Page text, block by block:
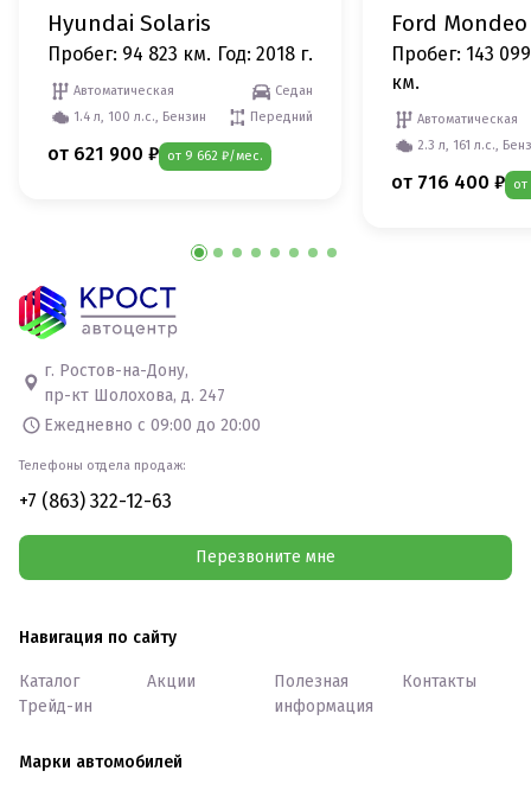
Hyundai Solaris
Пробег: 94 823 км. Год: 2018 г.
Автоматическая
Седан
1.4 л, 100 л.с., Бензин
Передний
от 621 900 ₽ от 9 662 ₽/мес.
Ford Mondeo
Пробег: 143 099
км.
Автоматическая
2.3 л, 161 л.с.,
от 716 400 ₽
г. Ростов-на-Дону,
пр-кт Шолохова, д. 247
Ежедневно с 09:00 до 20:00
Телефоны отдела продаж:
+7 (863) 322-12-63
Перезвоните мне
Навигация по сайту
Каталог
Трейд-ин
Акции
Полезная
информация
Контакты
Марки автомобилей